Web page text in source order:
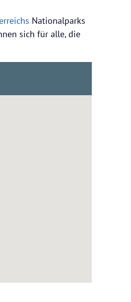
Nationalparks
sich für alle, die